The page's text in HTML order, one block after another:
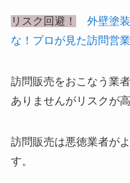
リスク回避！
外壁塗
な！プロが見た訪問営
訪問販売をおこなう業
ありませんがリスクが
訪問販売は悪徳業者が
す。